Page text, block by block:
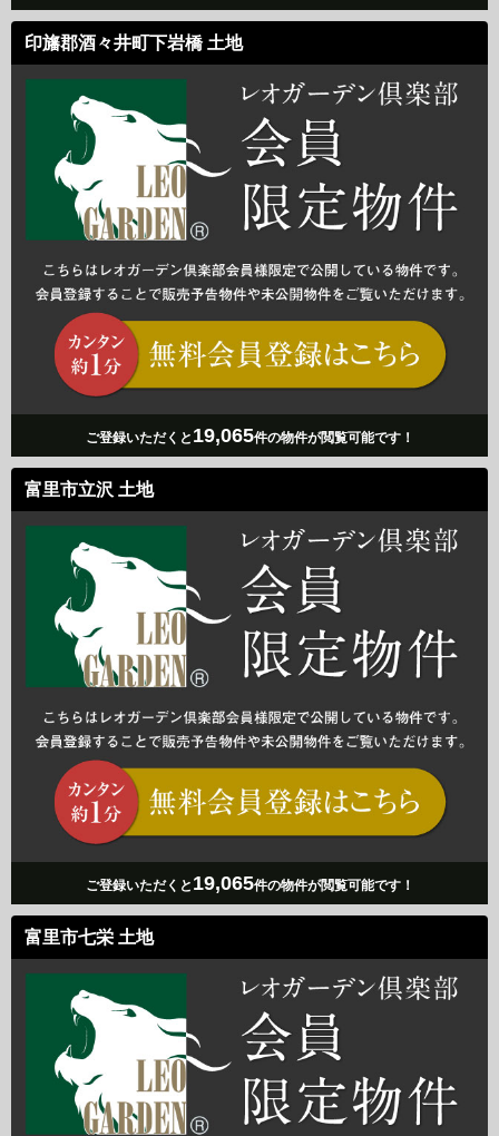
印旛郡酒々井町下岩橋 土地
ご登録いただくと 19,065件の物件が閲覧可能です！
富里市立沢 土地
ご登録いただくと 19,065件の物件が閲覧可能です！
富里市七栄 土地